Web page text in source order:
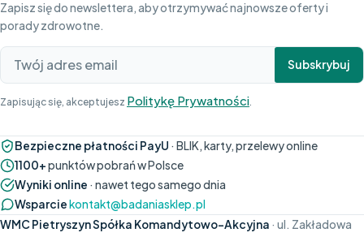
Zapisz się do newslettera, aby otrzymywać najnowsze oferty i
porady zdrowotne.
Subskrybuj
Zapisując się, akceptujesz Politykę Prywatności.
Bezpieczne płatności PayU · BLIK, karty, przelewy online
1100+punktów pobrań w Polsce
Wyniki online · nawet tego samego dnia
Wsparciekontakt@badaniasklep.pl
WMC Pietryszyn Spółka Komandytowo-Akcyjna · ul. Zakładowa